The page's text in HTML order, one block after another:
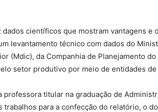
dados científicos que mostram vantagens e
levantamento técnico com dados do
(Mdic), da Companhia de Planejamento
setor produtivo por meio de entidades de
professora titular na graduação de
trabalhos para a confecção do relatório, o